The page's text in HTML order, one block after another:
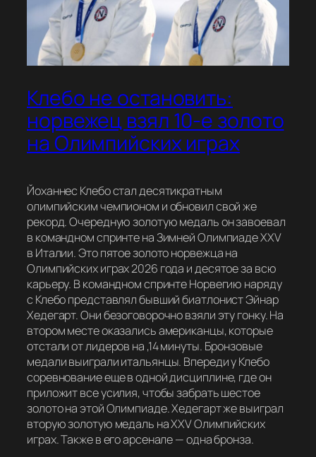
Клебо не остановить:
норвежец взял 10-е золото
на Олимпийских играх
Йоханнес Клебо стал десятикратным
олимпийским чемпионом и обновил свой же
рекорд. Очередную золотую медаль он завоевал
в командном спринте на Зимней Олимпиаде XXV
в Италии. Это пятое золото норвежца на
Олимпийских играх 2026 года и десятое за всю
карьеру. В командном спринте Норвегию наряду
с Клебо представлял бывший биатлонист Эйнар
Хедегарт. Они безоговорочно взяли эту гонку. На
втором месте оказались американцы, которые
отстали от лидеров на ,14 минуты. Бронзовые
медали выиграли итальянцы. Впереди у Клебо
соревнование еще в одной дисциплине, где он
приложит все усилия, чтобы забрать шестое
золото на этой Олимпиаде. Хедегарт же выиграл
вторую золотую медаль на XXV Олимпийских
играх. Также в его арсенале — одна бронза.